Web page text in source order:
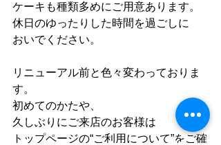
ケーキも種類多めにご用意あります。
休日のゆったりした時間を過ごしに
おいでください。
リニューアル前と色々変わっておりま
す。
初めてのかたや、
久しぶりにご来店のお客様は
トップページの“ご利用について”をご確